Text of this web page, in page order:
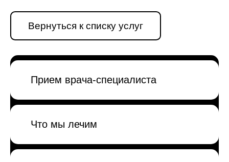
Прием врача-специалиста
Что мы лечим
Вернуться к списку услуг